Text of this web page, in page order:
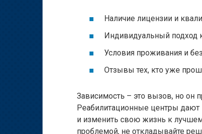
Наличие лицензии и
Индивидуальный подход
Условия проживания и
Отзывы тех, кто уже
Зависимость – это вызов, но он
Реабилитационные центры дают
и изменить свою жизнь к
проблемой, не откладывайте